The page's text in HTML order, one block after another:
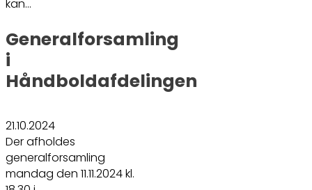
kan…
Generalforsamling
i
Håndboldafdelingen
21.10.2024
Der afholdes
generalforsamling
mandag den 11.11.2024 kl.